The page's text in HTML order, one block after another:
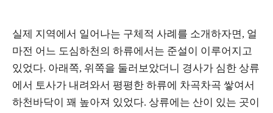
실제 지역에서 일어나는 구체적 사례를 소개하자면, 얼
마전 어느 도심하천의 하류에서는 준설이 이루어지고
있었다. 아래쪽, 위쪽을 둘러보았더니 경사가 심한 상류
에서 토사가 내려와서 평평한 하류에 차곡차곡 쌓여서
하천바닥이 꽤 높아져 있었다. 상류에는 산이 있는 곳이